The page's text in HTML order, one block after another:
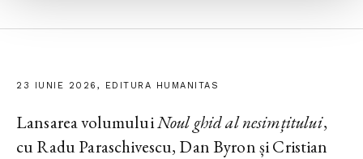
23 IUNIE 2026, EDITURA HUMANITAS
Lansarea volumuluiNoul ghid al nesimțitului,
cu Radu Paraschivescu, Dan Byron și Cristian